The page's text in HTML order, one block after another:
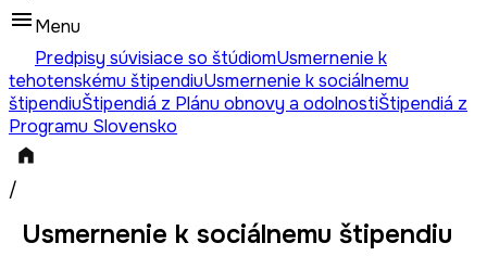
Menu
Predpisy súvisiace so štúdiomUsmernenie k
tehotenskému štipendiuUsmernenie k sociálnemu
štipendiuŠtipendiá z Plánu obnovy a odolnostiŠtipendiá z
Programu Slovensko
/
Usmernenie k sociálnemu štipendiu